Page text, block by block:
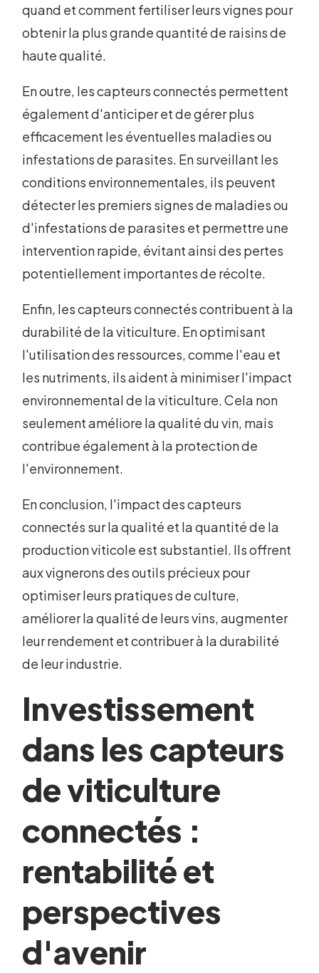
quand et comment fertiliser leurs vignes pour
obtenir la plus grande quantité de raisins de
haute qualité.
En outre, les capteurs connectés permettent
également d'anticiper et de gérer plus
efficacement les éventuelles maladies ou
infestations de parasites. En surveillant les
conditions environnementales, ils peuvent
détecter les premiers signes de maladies ou
d'infestations de parasites et permettre une
intervention rapide, évitant ainsi des pertes
potentiellement importantes de récolte.
Enfin, les capteurs connectés contribuent à la
durabilité de la viticulture. En optimisant
l'utilisation des ressources, comme l'eau et
les nutriments, ils aident à minimiser l'impact
environnemental de la viticulture. Cela non
seulement améliore la qualité du vin, mais
contribue également à la protection de
l'environnement.
En conclusion, l'impact des capteurs
connectés sur la qualité et la quantité de la
production viticole est substantiel. Ils offrent
aux vignerons des outils précieux pour
optimiser leurs pratiques de culture,
améliorer la qualité de leurs vins, augmenter
leur rendement et contribuer à la durabilité
de leur industrie.
Investissement
dans les capteurs
de viticulture
connectés :
rentabilité et
perspectives
d'avenir